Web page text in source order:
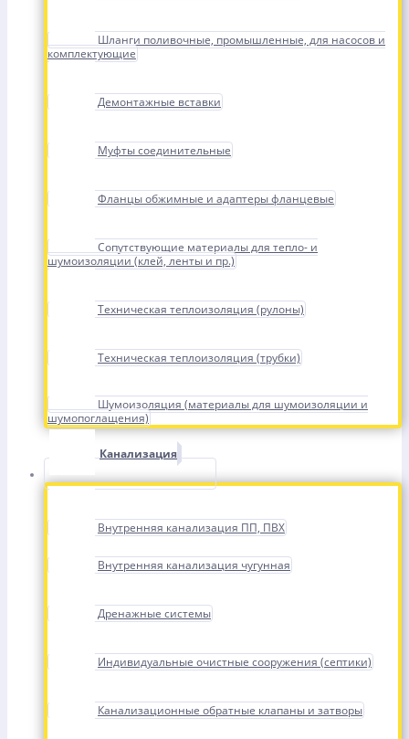
Шланги поливочные, промышленные, для насосов и
комплектующие
Демонтажные вставки
Муфты соединительные
Фланцы обжимные и адаптеры фланцевые
Сопутствующие материалы для тепло- и
шумоизоляции (клей, ленты и пр.)
Техническая теплоизоляция (рулоны)
Техническая теплоизоляция (трубки)
Шумоизоляция (материалы для шумоизоляции и
шумопоглащения)
Канализация
Внутренняя канализация ПП, ПВХ
Внутренняя канализация чугунная
Дренажные системы
Индивидуальные очистные сооружения (септики)
Канализационные обратные клапаны и затворы